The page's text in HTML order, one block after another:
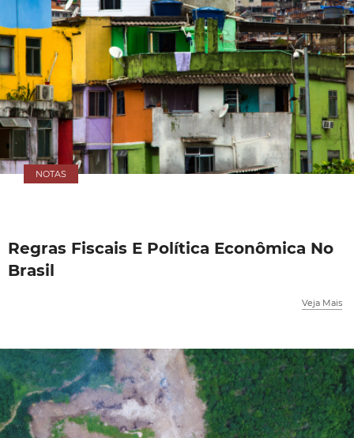
NOTAS
Regras Fiscais E Política Econômica No
Brasil
Veja Mais